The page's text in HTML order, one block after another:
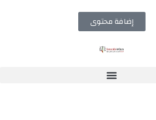
إضافة محتوى